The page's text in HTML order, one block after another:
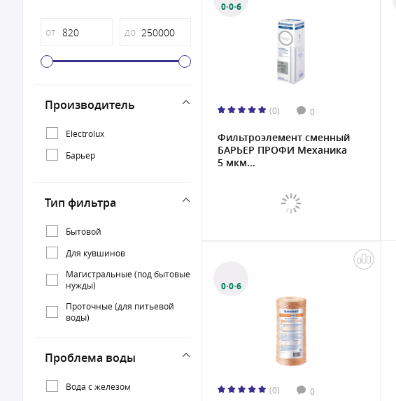
от до
Производитель
Electrolux
Барьер
Тип фильтра
Бытовой
Для кувшинов
Магистральные (под бытовые
нужды)
Проточные (для питьевой
воды)
Проблема воды
Вода с железом
0·0·6
(0) 0
Фильтроэлемент сменный
БАРЬЕР ПРОФИ Механика
5 мкм...
0·0·6
(0) 0